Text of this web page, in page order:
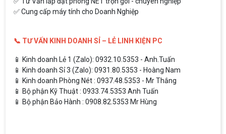
✅ Cung cấp máy tính cho Doanh Nghiệp
📞 TƯ VẤN KINH DOANH SỈ – LẺ LINH KIỆN PC
📱 Kinh doanh Lẻ 1 (Zalo): 0932.10.5353 - Anh.Tuấn
📱 Kinh doanh Sỉ 3 (Zalo): 0931.80.5353 - Hoàng Nam
📱 Kinh doanh Phòng Nét : 0937.48.5353 - Mr Thắng
📱 Bộ phận Kỹ Thuật : 0933.74.5353 Anh Tuấn
📱 Bộ phận Bảo Hành : 0908.82.5353 Mr Hùng